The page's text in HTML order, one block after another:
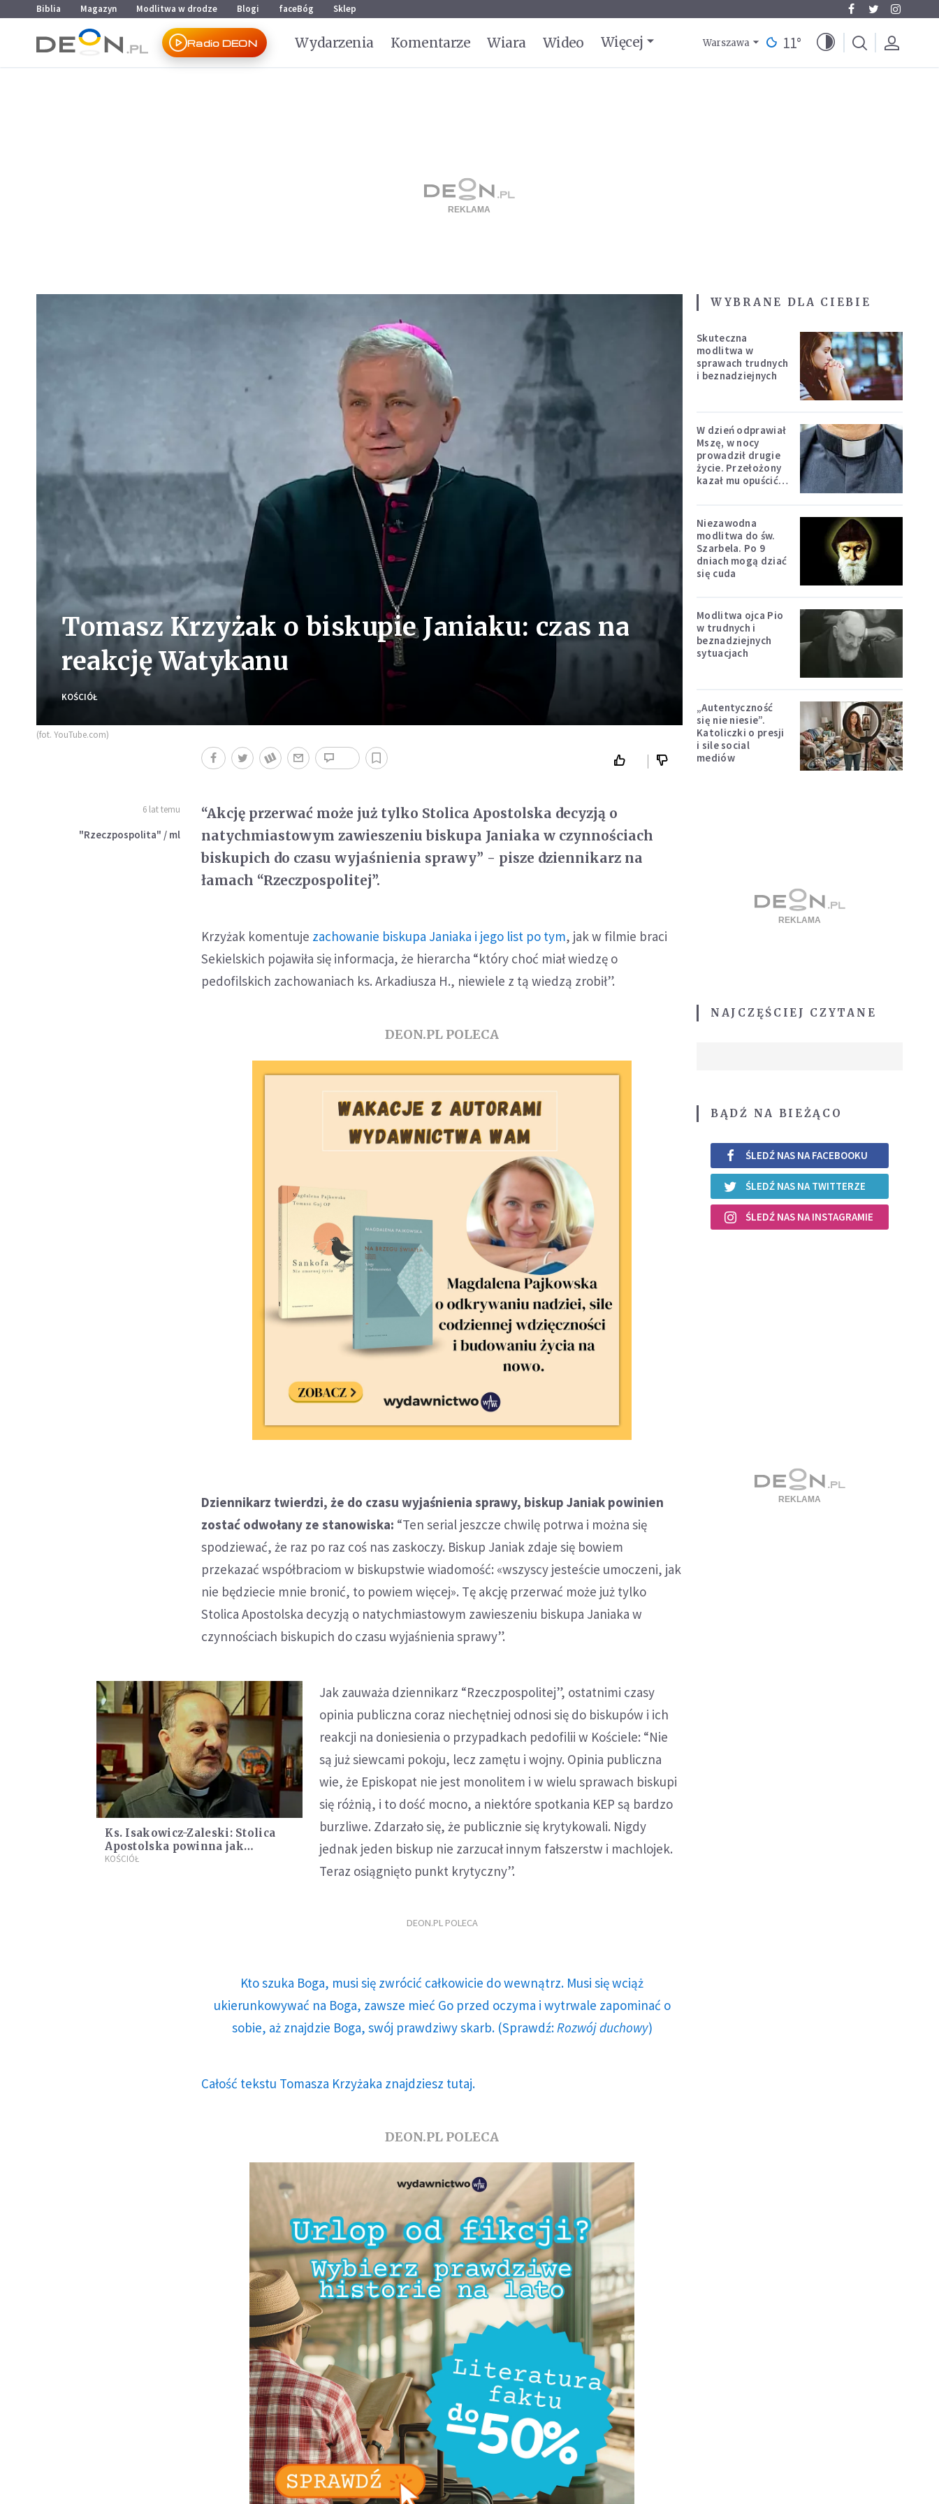
Przejdź do menu głównego
Przejdź do treści
Biblia Magazyn Modlitwa w drodze Blogi faceBóg Sklep
Radio DEON Wydarzenia Komentarze Wiara Wideo Więcej Warszawa 11°
Tomasz Krzyżak o biskupie Janiaku: czas na
reakcję Watykanu
KOŚCIÓŁ
(fot. YouTube.com)
6 lat temu
"Rzeczpospolita" / ml
“Akcję przerwać może już tylko Stolica Apostolska decyzją o
natychmiastowym zawieszeniu biskupa Janiaka w czynnościach
biskupich do czasu wyjaśnienia sprawy” - pisze dziennikarz na
łamach “Rzeczpospolitej”.
Krzyżak komentuje zachowanie biskupa Janiaka i jego list po tym, jak w filmie braci
Sekielskich pojawiła się informacja, że hierarcha “który choć miał wiedzę o
pedofilskich zachowaniach ks. Arkadiusza H., niewiele z tą wiedzą zrobił”.
DEON.PL POLECA
Dziennikarz twierdzi, że do czasu wyjaśnienia sprawy, biskup Janiak powinien
zostać odwołany ze stanowiska: “Ten serial jeszcze chwilę potrwa i można się
spodziewać, że raz po raz coś nas zaskoczy. Biskup Janiak zdaje się bowiem
przekazać współbraciom w biskupstwie wiadomość: «wszyscy jesteście umoczeni, jak
nie będziecie mnie bronić, to powiem więcej». Tę akcję przerwać może już tylko
Stolica Apostolska decyzją o natychmiastowym zawieszeniu biskupa Janiaka w
czynnościach biskupich do czasu wyjaśnienia sprawy”.
Ks. Isakowicz-Zaleski: Stolica
Apostolska powinna jak
najszybciej zawiesić biskupa
KOŚCIÓŁ
Jak zauważa dziennikarz “Rzeczpospolitej”, ostatnimi czasy
opinia publiczna coraz niechętniej odnosi się do biskupów i ich
reakcji na doniesienia o przypadkach pedofilii w Kościele: “Nie
są już siewcami pokoju, lecz zamętu i wojny. Opinia publiczna
wie, że Episkopat nie jest monolitem i w wielu sprawach biskupi
się różnią, i to dość mocno, a niektóre spotkania KEP są bardzo
burzliwe. Zdarzało się, że publicznie się krytykowali. Nigdy
jednak jeden biskup nie zarzucał innym fałszerstw i machlojek.
Teraz osiągnięto punkt krytyczny”.
DEON.PL POLECA
Kto szuka Boga, musi się zwrócić całkowicie do wewnątrz. Musi się wciąż
ukierunkowywać na Boga, zawsze mieć Go przed oczyma i wytrwale zapominać o
sobie, aż znajdzie Boga, swój prawdziwy skarb. (Sprawdź: Rozwój duchowy)
Całość tekstu Tomasza Krzyżaka znajdziesz tutaj.
DEON.PL POLECA
WYBRANE DLA CIEBIE
Skuteczna
modlitwa w
sprawach trudnych
i beznadziejnych
W dzień odprawiał
Mszę, w nocy
prowadził drugie
życie. Przełożony
kazał mu opuścić
Niezawodna
modlitwa do św.
Szarbela. Po 9
dniach mogą dziać
się cuda
Modlitwa ojca Pio
w trudnych i
beznadziejnych
sytuacjach
„Autentyczność
się nie niesie”.
Katoliczki o presji
i sile social
mediów
NAJCZĘŚCIEJ CZYTANE
BĄDŹ NA BIEŻĄCO
ŚLEDŹ NAS NA FACEBOOKU
ŚLEDŹ NAS NA TWITTERZE
ŚLEDŹ NAS NA INSTAGRAMIE